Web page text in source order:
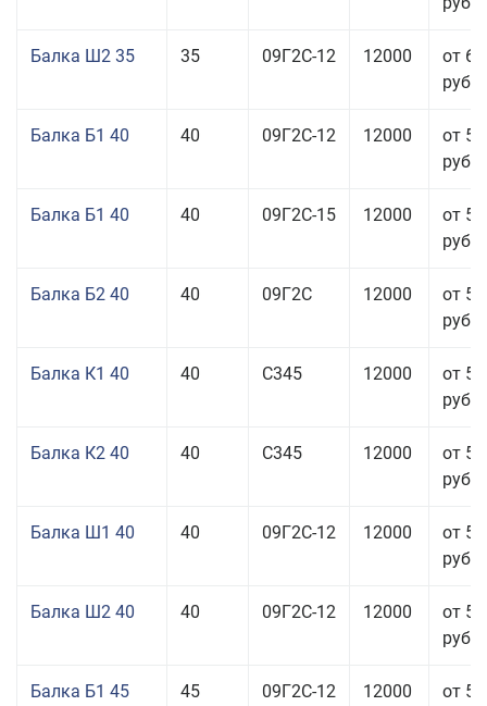
Балка Ш2 35 35 09Г2С-12 12000
от
руб.
Балка Б1 40 40 09Г2С-12 12000
от
руб.
Балка Б1 40 40 09Г2С-15 12000
от
руб.
Балка Б2 40 40 09Г2С 12000
от
руб.
Балка К1 40 40 С345 12000
от
руб.
Балка К2 40 40 С345 12000
от
руб.
Балка Ш1 40 40 09Г2С-12 12000
от
руб.
Балка Ш2 40 40 09Г2С-12 12000
от
руб.
Балка Б1 45 45 09Г2С-12 12000
от